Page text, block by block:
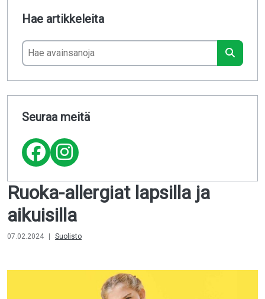
Hae artikkeleita
Hae avainsanoja
Seuraa meitä
Ruoka-allergiat lapsilla ja
aikuisilla
07.02.2024 | Suolisto